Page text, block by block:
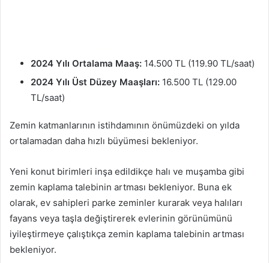
2024 Yılı Ortalama Maaş: 14.500 TL (119.90 TL/saat)
2024 Yılı Üst Düzey Maaşları: 16.500 TL (129.00
TL/saat)
Zemin katmanlarının istihdamının önümüzdeki on yılda
ortalamadan daha hızlı büyümesi bekleniyor.
Yeni konut birimleri inşa edildikçe halı ve muşamba gibi
zemin kaplama talebinin artması bekleniyor. Buna ek
olarak, ev sahipleri parke zeminler kurarak veya halıları
fayans veya taşla değiştirerek evlerinin görünümünü
iyileştirmeye çalıştıkça zemin kaplama talebinin artması
bekleniyor.